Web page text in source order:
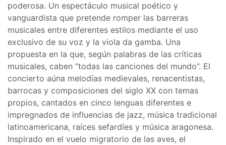
poderosa. Un espectáculo musical poético y
vanguardista que pretende romper las barreras
musicales entre diferentes estilos mediante el uso
exclusivo de su voz y la viola da gamba. Una
propuesta en la que, según palabras de las críticas
musicales, caben “todas las canciones del mundo”. El
concierto aúna melodías medievales, renacentistas,
barrocas y composiciones del siglo XX con temas
propios, cantados en cinco lenguas diferentes e
impregnados de influencias de jazz, música tradicional
latinoamericana, raíces sefardíes y música aragonesa.
Inspirado en el vuelo migratorio de las aves, el